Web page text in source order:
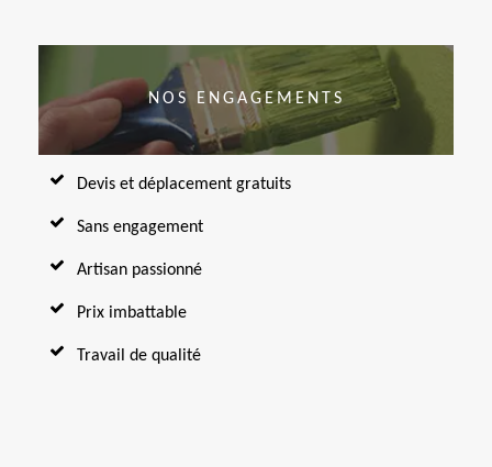
NOS ENGAGEMENTS
Devis et déplacement gratuits
Sans engagement
Artisan passionné
Prix imbattable
Travail de qualité